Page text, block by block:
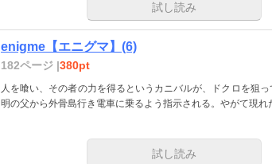
試し読み
enigme【エニグマ】(6)
182ページ |380pt
人を喰い、その者の力を得るというカニバルが、ドクロを狙
明の父から外骨島行き電車に乗るよう指示される。やがて現
試し読み